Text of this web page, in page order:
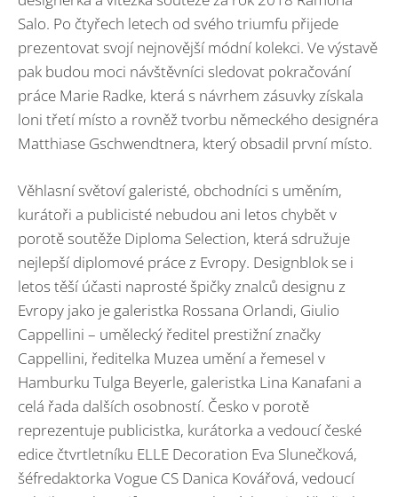
Salo. Po čtyřech letech od svého triumfu přijede
prezentovat svojí nejnovější módní kolekci. Ve výstavě
pak budou moci návštěvníci sledovat pokračování
práce Marie Radke, která s návrhem zásuvky získala
loni třetí místo a rovněž tvorbu německého designéra
Matthiase Gschwendtnera, který obsadil první místo.
Věhlasní světoví galeristé, obchodníci s uměním,
kurátoři a publicisté nebudou ani letos chybět v
porotě soutěže Diploma Selection, která sdružuje
nejlepší diplomové práce z Evropy. Designblok se i
letos těší účasti naprosté špičky znalců designu z
Evropy jako je galeristka Rossana Orlandi, Giulio
Cappellini – umělecký ředitel prestižní značky
Cappellini, ředitelka Muzea umění a řemesel v
Hamburku Tulga Beyerle, galeristka Lina Kanafani a
celá řada dalších osobností. Česko v porotě
reprezentuje publicistka, kurátorka a vedoucí české
edice čtvrtletníku ELLE Decoration Eva Slunečková,
šéfredaktorka Vogue CS Danica Kovářová, vedoucí